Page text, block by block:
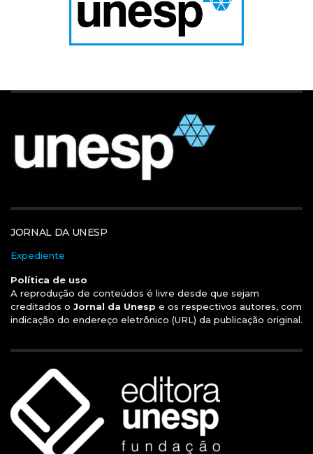
JORNAL DA UNESP
Expediente
Política de uso
A reprodução de conteúdos é livre desde que sejam
creditados o Jornal da Unesp e os respectivos autores, com
indicação do endereço eletrônico (URL) da publicação original.